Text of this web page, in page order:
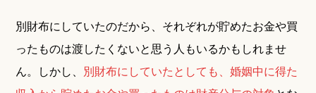
別財布にしていたのだから、それぞれが貯めたお金や買
ったものは渡したくないと思う人もいるかもしれませ
ん。しかし、 別財布にしていたとしても、婚姻中に得た